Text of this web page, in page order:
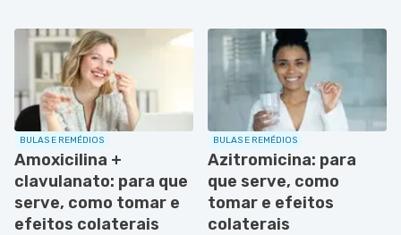
BULAS E REMÉDIOS
Amoxicilina +
clavulanato: para que
serve, como tomar e
efeitos colaterais
BULAS E REMÉDIOS
Azitromicina: para
que serve, como
tomar e efeitos
colaterais